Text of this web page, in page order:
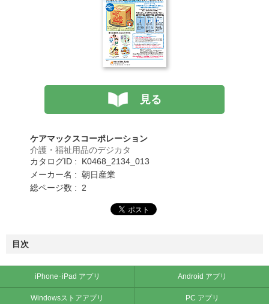
見る
ケアマックスコーポレーション
介護・福祉用品のデジカタ
カタログID : K0468_2134_013
メーカー名 : 朝日産業
総ページ数 : 2
目次
iPhone･iPad アプリ Android アプリ
Windowsストアアプリ PC アプリ